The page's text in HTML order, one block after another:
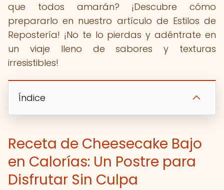
que todos amarán? ¡Descubre cómo
prepararlo en nuestro artículo de Estilos de
Repostería! ¡No te lo pierdas y adéntrate en
un viaje lleno de sabores y texturas
irresistibles!
Índice
Receta de Cheesecake Bajo
en Calorías: Un Postre para
Disfrutar Sin Culpa